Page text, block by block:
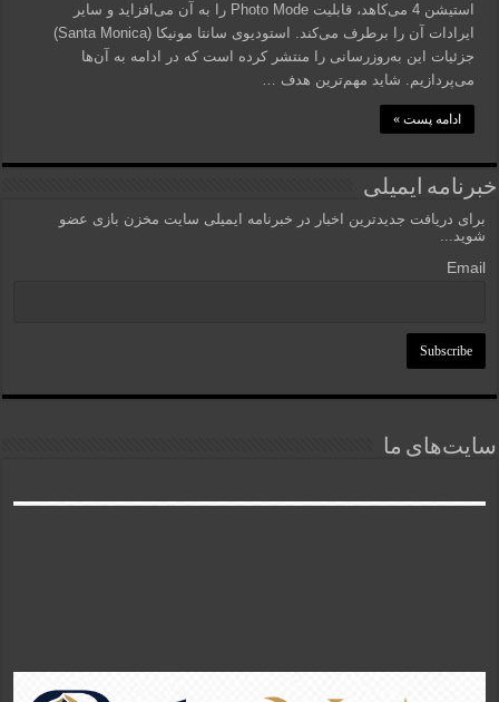
استیشن 4 می‌کاهد، قابلیت Photo Mode را به آن می‌افزاید و سایر
ایرادات آن را برطرف می‌کند. استودیوی سانتا مونیکا (Santa Monica)
جزئیات این به‌روزرسانی را منتشر کرده است که در ادامه به آن‌ها
می‌پردازیم. شاید مهم‌ترین هدف …
ادامه پست »
خبرنامه ایمیلی
برای دریافت جدیدترین اخبار در خبرنامه ایمیلی سایت مخزن بازی عضو
شوید...
Email
سایت‌های ما